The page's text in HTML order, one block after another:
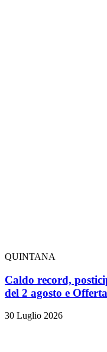
QUINTANA
Caldo record,
del 2 agosto e
30 Luglio 2026